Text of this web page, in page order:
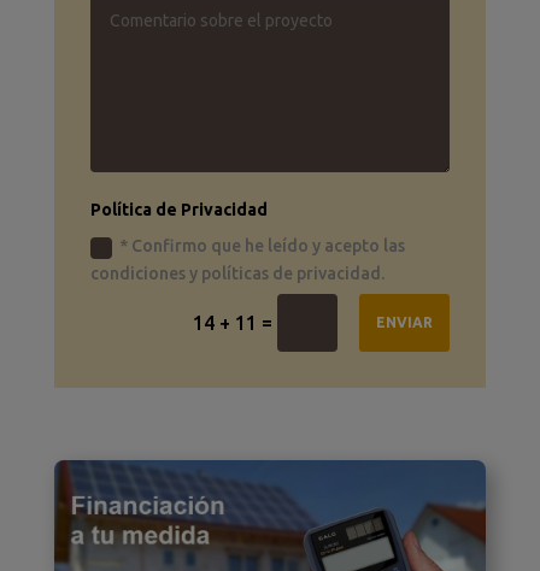
Política de Privacidad
* Confirmo que he leído y acepto las
condiciones y políticas de privacidad.
14 + 11 = ENVIAR